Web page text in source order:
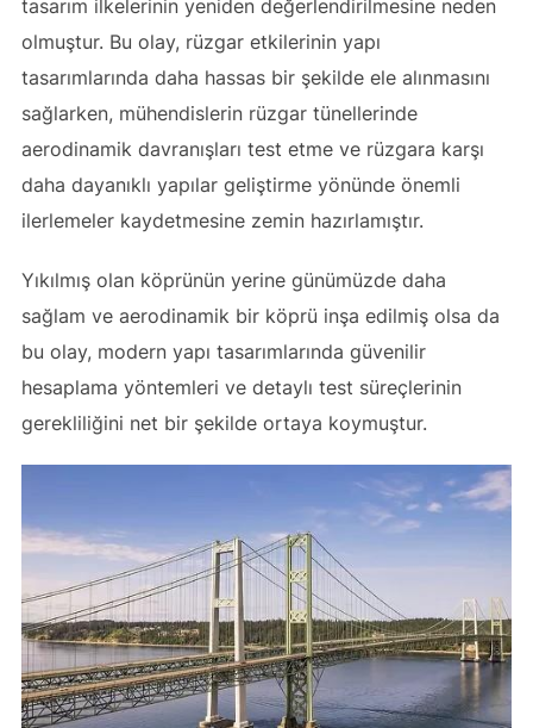
tasarım ilkelerinin yeniden değerlendirilmesine neden
olmuştur. Bu olay, rüzgar etkilerinin yapı
tasarımlarında daha hassas bir şekilde ele alınmasını
sağlarken, mühendislerin rüzgar tünellerinde
aerodinamik davranışları test etme ve rüzgara karşı
daha dayanıklı yapılar geliştirme yönünde önemli
ilerlemeler kaydetmesine zemin hazırlamıştır.
Yıkılmış olan köprünün yerine günümüzde daha
sağlam ve aerodinamik bir köprü inşa edilmiş olsa da
bu olay, modern yapı tasarımlarında güvenilir
hesaplama yöntemleri ve detaylı test süreçlerinin
gerekliliğini net bir şekilde ortaya koymuştur.